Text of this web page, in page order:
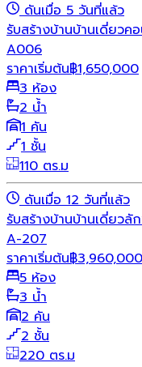
ดันเมื่อ 5 วันที่แล้ว
รับสร้างบ้านบ้านเดี่ยวคอ
A006
ราคาเริ่มต้น฿1,650,000
3 ห้อง
2 น้ำ
1 คัน
1 ชั้น
110 ตร.ม
ดันเมื่อ 12 วันที่แล้ว
รับสร้างบ้านบ้านเดี่ยวลั
A-207
ราคาเริ่มต้น฿3,960,000
5 ห้อง
3 น้ำ
2 คัน
2 ชั้น
220 ตร.ม